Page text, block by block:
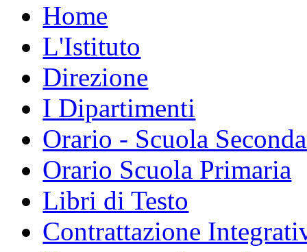
Home
L'Istituto
Direzione
I Dipartimenti
Orario - Scuola
Orario Scuola Primaria
Libri di Testo
Contrattazione